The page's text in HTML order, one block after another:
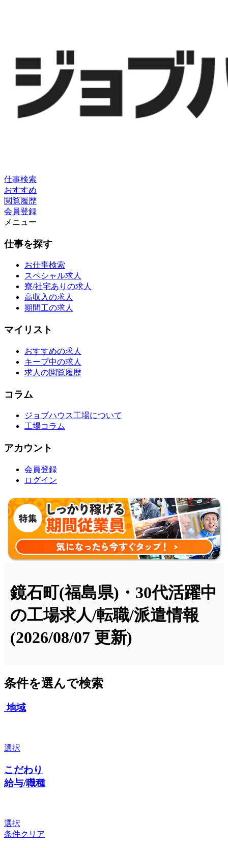
仕事検索
おすすめ
閲覧履歴
会員登録
メニュー
仕事を探す
お仕事検索
スペシャル求人
寮/社宅ありの求人
高収入の求人
期間工の求人
マイリスト
おすすめの求人
キープ中の求人
求人の閲覧履歴
コラム
ジョブハウス工場について
工場コラム
アカウント
会員登録
ログイン
鏡石町(福島県)・30代活躍中
の工場求人/転職/派遣情報
(2026/08/07 更新)
条件を選んで検索
地域
選択
こだわり
給与/職種
選択
条件クリア